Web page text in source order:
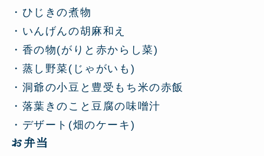
・ひじきの煮物
・いんげんの胡麻和え
・香の物(がりと赤からし菜)
・蒸し野菜(じゃがいも)
・洞爺の小豆と豊受もち米の赤飯
・落葉きのこと豆腐の味噌汁
・デザート(畑のケーキ)
お弁当